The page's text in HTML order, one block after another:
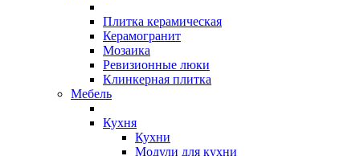
Плитка керамическая
Керамогранит
Мозаика
Ревизионные люки
Клинкерная плитка
Мебель
Кухня
Кухни
Модули для кухни